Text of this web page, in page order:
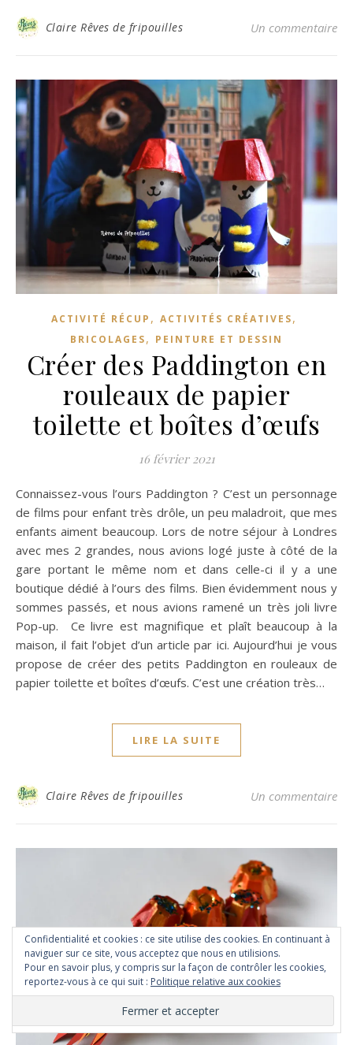
Claire Rêves de fripouilles Un commentaire
ACTIVITÉ RÉCUP , ACTIVITÉS CRÉATIVES,
BRICOLAGES, PEINTURE ET DESSIN
Créer des Paddington en
rouleaux de papier
toilette et boîtes d’œufs
16 février 2021
Connaissez-vous l’ours Paddington ? C’est un personnage
de films pour enfant très drôle, un peu maladroit, que mes
enfants aiment beaucoup. Lors de notre séjour à Londres
avec mes 2 grandes, nous avions logé juste à côté de la
gare portant le même nom et dans celle-ci il y a une
boutique dédié à l’ours des films. Bien évidemment nous y
sommes passés, et nous avions ramené un très joli livre
Pop-up. Ce livre est magnifique et plaît beaucoup à la
maison, il fait l’objet d’un article par ici. Aujourd’hui je vous
propose de créer des petits Paddington en rouleaux de
papier toilette et boîtes d’œufs. C’est une création très…
LIRE LA SUITE
Claire Rêves de fripouilles Un commentaire
Confidentialité et cookies : ce site utilise des cookies. En continuant à
naviguer sur ce site, vous acceptez que nous en utilisions.
Pour en savoir plus, y compris sur la façon de contrôler les cookies,
reportez-vous à ce qui suit : Politique relative aux cookies